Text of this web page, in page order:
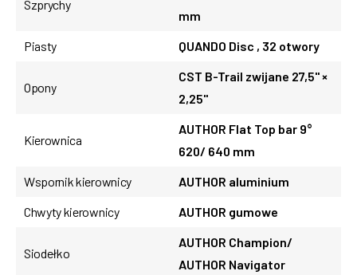
Szprychy
mm
Piasty
QUANDO Disc , 32 otwory
Opony
CST B-Trail zwijane 27,5" ×
2,25"
Kierownica
AUTHOR Flat Top bar 9°
620/ 640 mm
Wspornik kierownicy
AUTHOR aluminium
Chwyty kierownicy
AUTHOR gumowe
Siodełko
AUTHOR Champion/
AUTHOR Navigator